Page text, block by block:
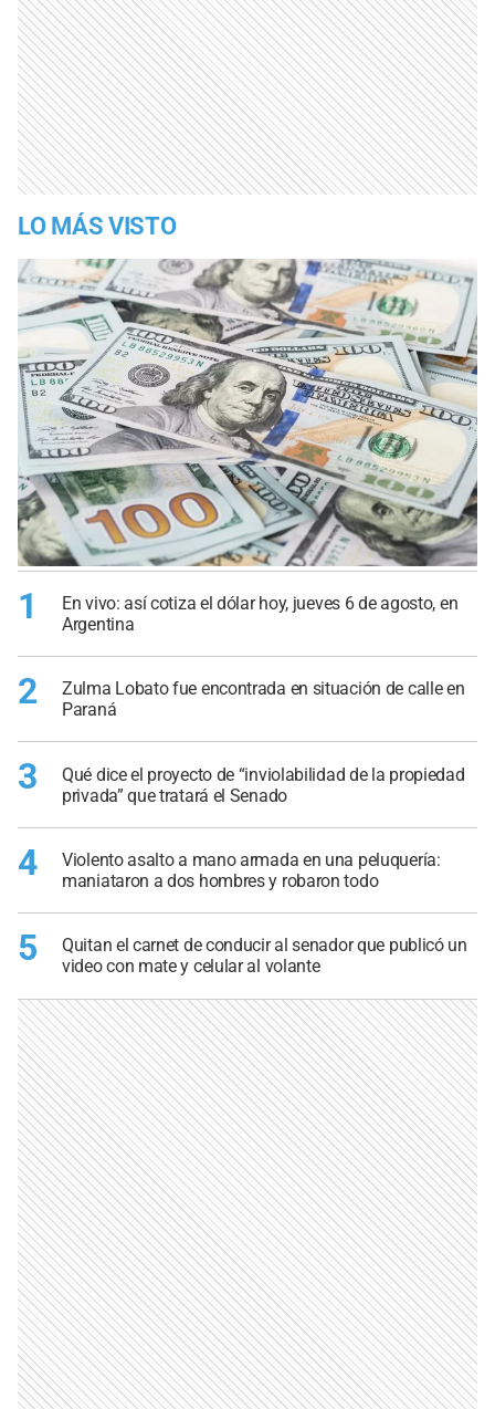
LO MÁS VISTO
1
En vivo: así cotiza el dólar hoy, jueves 6 de agosto, en
Argentina
2
Zulma Lobato fue encontrada en situación de calle en
Paraná
3
Qué dice el proyecto de “inviolabilidad de la propiedad
privada” que tratará el Senado
4
Violento asalto a mano armada en una peluquería:
maniataron a dos hombres y robaron todo
5
Quitan el carnet de conducir al senador que publicó un
video con mate y celular al volante